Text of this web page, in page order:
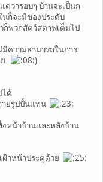
ต่ว่ารอบๆ บ้านจะเป็นก
นก็จะมีของประดับ
ก็พวกสัตว์สตาฟเต็มไป
มีความสามารถในการ
)
ได้
ายรูปปั้นแทน
งหน้าบ้านและหลังบ้าน
าหน้าประตูด้วย